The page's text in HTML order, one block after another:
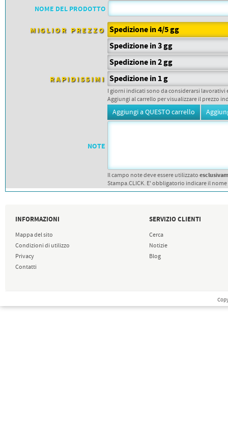
DORSALI TARGHE
PETTORALI CON NOME ATLETA
NOME DEL PRODOTTO
MIGLIOR PREZZO Spedizione in 4/5 gg
Spedizione in 3 gg
Spedizione in 2 gg
RAPIDISSIMI Spedizione in 1 g
I giorni indicati sono da considerarsi
Aggiungi al carrello per visualizzare il prezzo
NOTE
Il campo note deve essere utilizzato
Stampa.CLICK. E' obbligatorio indicare il
INFORMAZIONI
Mappa del sito
Condizioni di utilizzo
Privacy
Contatti
SERVIZIO CLIENTI
Cerca
Notizie
Blog